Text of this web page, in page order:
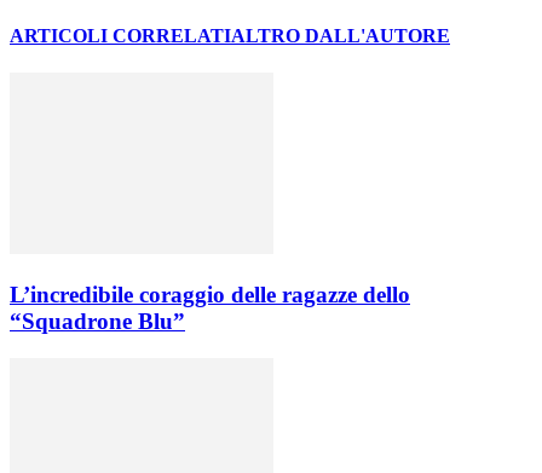
ARTICOLI CORRELATIALTRO DALL'AUTORE
L’incredibile coraggio delle ragazze dello
“Squadrone Blu”